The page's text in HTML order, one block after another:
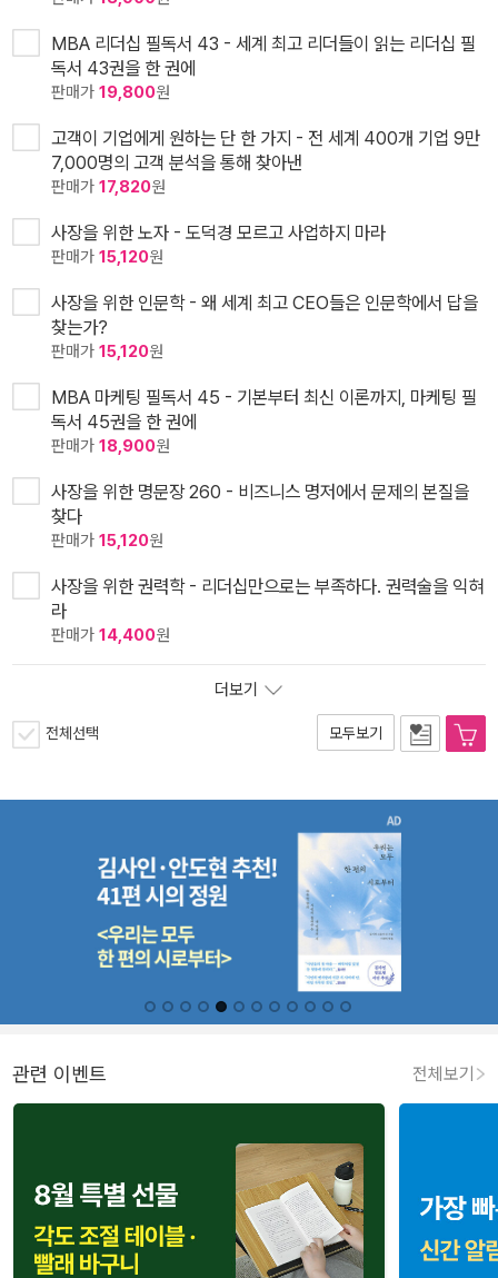
MBA 리더십 필독서 43 - 세계 최고 리더들이 읽는 리더십 필
독서 43권을 한 권에
판매가 19,800원
고객이 기업에게 원하는 단 한 가지 - 전 세계 400개 기업 9만
7,000명의 고객 분석을 통해 찾아낸
판매가 17,820원
사장을 위한 노자 - 도덕경 모르고 사업하지 마라
판매가 15,120원
사장을 위한 인문학 - 왜 세계 최고 CEO들은 인문학에서 답을
찾는가?
판매가 15,120원
MBA 마케팅 필독서 45 - 기본부터 최신 이론까지, 마케팅 필
독서 45권을 한 권에
판매가 18,900원
사장을 위한 명문장 260 - 비즈니스 명저에서 문제의 본질을
찾다
판매가 15,120원
사장을 위한 권력학 - 리더십만으로는 부족하다. 권력술을 익혀
라
판매가 14,400원
더보기
전체선택 모두보기
관련 이벤트 전체보기